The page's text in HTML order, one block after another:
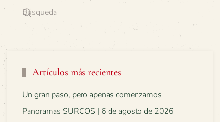
Artículos más recientes
Un gran paso, pero apenas comenzamos
Panoramas SURCOS | 6 de agosto de 2026